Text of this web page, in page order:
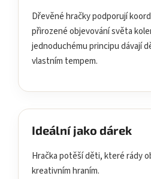
Dřevěné hračky podporují
přirozené objevování světa
jednoduchému principu dávají
vlastním tempem.
Ideální jako dárek
Hračka potěší děti, které rády
kreativním hraním.